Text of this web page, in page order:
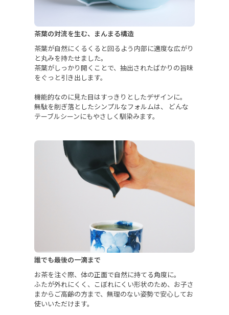
茶葉の対流を生む、まんまる構造
茶葉が自然にくるくると回るよう内部に適度な広がり
と丸みを持たせました。
茶葉がしっかり開くことで、抽出されたばかりの旨味
をぐっと引き出します。
機能的なのに見た目はすっきりとしたデザインに。
無駄を削ぎ落としたシンプルなフォルムは、 どんな
テーブルシーンにもやさしく馴染みます。
誰でも最後の一滴まで
お茶を注ぐ際、体の正面で自然に持てる角度に。
ふたが外れにくく、こぼれにくい形状のため、お子さ
まからご高齢の方まで、無理のない姿勢で安心してお
使いいただけます。